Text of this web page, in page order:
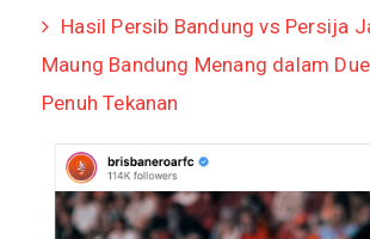
Hasil Persib Bandung vs Persija
Maung Bandung Menang dalam
Penuh Tekanan